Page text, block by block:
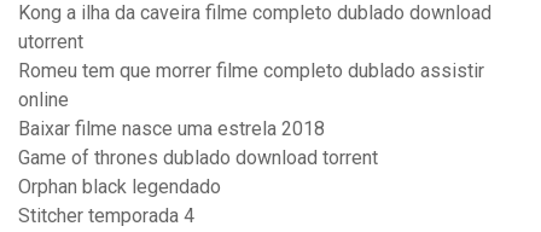
Kong a ilha da caveira filme completo dublado download
utorrent
Romeu tem que morrer filme completo dublado assistir
online
Baixar filme nasce uma estrela 2018
Game of thrones dublado download torrent
Orphan black legendado
Stitcher temporada 4